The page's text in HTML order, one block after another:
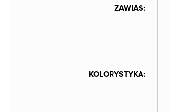
ZAWIAS:
KOLORYSTYKA: